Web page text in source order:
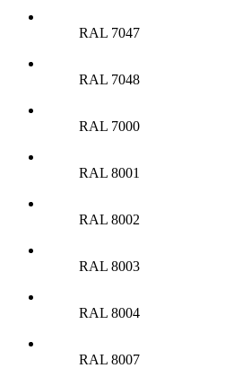
RAL 7047
RAL 7048
RAL 7000
RAL 8001
RAL 8002
RAL 8003
RAL 8004
RAL 8007